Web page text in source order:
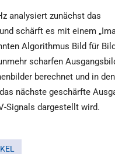
analysiert zunächst das
schärft es mit einem
Algorithmus Bild für
scharfen
berechnet und in
nächste geschärfte
Signals dargestellt wird.